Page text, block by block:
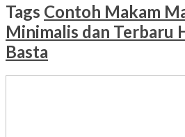
Tags Contoh Makam
Minimalis dan Terbaru
Basta